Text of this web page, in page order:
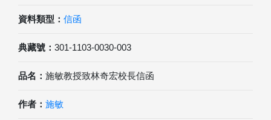
資料類型： 信函
典藏號： 301-1103-0030-003
品名： 施敏教授致林奇宏校長信函
作者： 施敏